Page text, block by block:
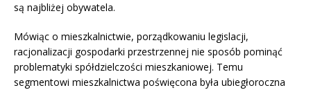
są najbliżej obywatela.
Mówiąc o mieszkalnictwie, porządkowaniu legislacji,
racjonalizacji gospodarki przestrzennej nie sposób pominąć
problematyki spółdzielczości mieszkaniowej. Temu
segmentowi mieszkalnictwa poświęcona była ubiegłoroczna